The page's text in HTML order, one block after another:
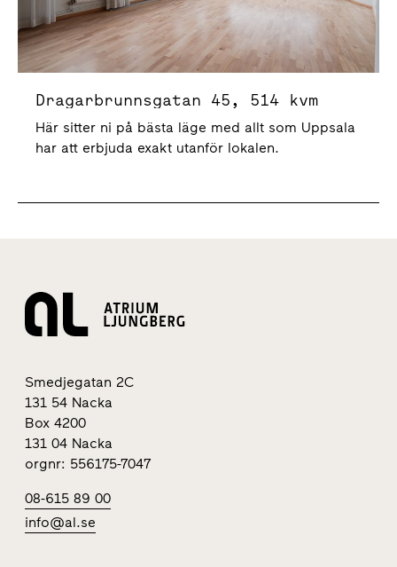
Dragarbrunnsgatan 45, 514 kvm
Här sitter ni på bästa läge med allt som Uppsala
har att erbjuda exakt utanför lokalen.
Smedjegatan 2C
131 54 Nacka
Box 4200
131 04 Nacka
orgnr: 556175-7047
08-615 89 00
info@al.se